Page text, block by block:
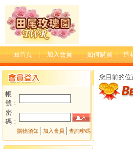
| 回首頁 | 加入會員 | 如何購買 | 造
帳
號：
密
碼：
購物須知 加入會員 查詢密碼
您目前的位